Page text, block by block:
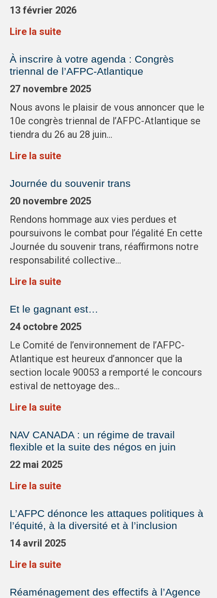
13 février 2026
Lire la suite
À inscrire à votre agenda : Congrès
triennal de l’AFPC-Atlantique
27 novembre 2025
Nous avons le plaisir de vous annoncer que le
10e congrès triennal de l’AFPC-Atlantique se
tiendra du 26 au 28 juin…
Lire la suite
Journée du souvenir trans
20 novembre 2025
Rendons hommage aux vies perdues et
poursuivons le combat pour l’égalité En cette
Journée du souvenir trans, réaffirmons notre
responsabilité collective…
Lire la suite
Et le gagnant est…
24 octobre 2025
Le Comité de l’environnement de l’AFPC-
Atlantique est heureux d’annoncer que la
section locale 90053 a remporté le concours
estival de nettoyage des…
Lire la suite
NAV CANADA : un régime de travail
flexible et la suite des négos en juin
22 mai 2025
Lire la suite
L’AFPC dénonce les attaques politiques à
l’équité, à la diversité et à l’inclusion
14 avril 2025
Lire la suite
Réaménagement des effectifs à l’Agence